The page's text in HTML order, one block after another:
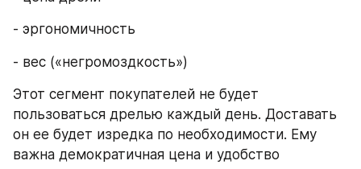
- эргономичность
- вес («негромоздкость»)
Этот сегмент покупателей не будет
пользоваться дрелью каждый день. Доставать
он ее будет изредка по необходимости. Ему
важна демократичная цена и удобство